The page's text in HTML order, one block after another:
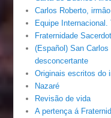
Carlos Roberto,
Equipe Internacional.
Fraternidade
(Español) San
desconcertante
Originais escritos do
Nazaré
Revisão de vida
A pertença á